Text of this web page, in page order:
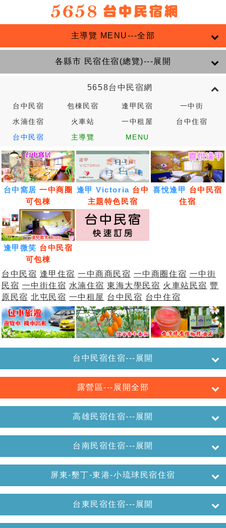
主導覽 MENU---全部
各縣市 民宿住宿(總覽)---展開
5658台中民宿網
台中民宿 包棟民宿 逢甲民宿 一中街
水湳住宿 火車站 一中租屋 台中住宿
台中民宿 主導覽 MENU
台中窩居 一中商圈
可包棟
逢甲 Victoria 台中
主題特色民宿
喜悅逢甲
台中民宿
住宿
逢甲微笑 台中民宿
可包棟
台中民宿 逢甲住宿 一中商商民宿 一中商圈住宿 一中街
民宿 一中街住宿 水湳住宿 東海大學民宿 火車站民宿 豐
原民宿 北屯民宿 一中租屋 台中民宿 台中住宿
台中民宿住宿---展開
露營區---展開全部
高雄民宿住宿---展開
台南民宿住宿---展開
屏東-墾丁-東港-小琉球民宿住宿
台東民宿住宿---展開